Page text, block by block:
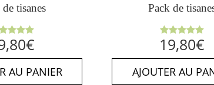
tisanes
5.00
sur 5 €
AU PANIER
Pack de
Note5.00
sur 5
19,80€
AJOUTER AU